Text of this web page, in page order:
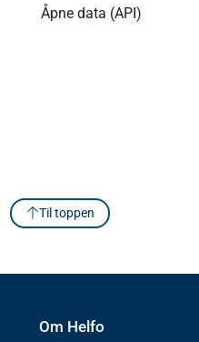
Åpne data (API)
Til toppen
Om Helfo